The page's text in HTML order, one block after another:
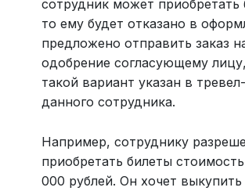
сотрудник может приобретать
то ему будет отказано в
предложено отправить заказ
одобрение согласующему
такой вариант указан в
данного сотрудника.
Например, сотруднику
приобретать билеты
000 рублей. Он хочет выкупить